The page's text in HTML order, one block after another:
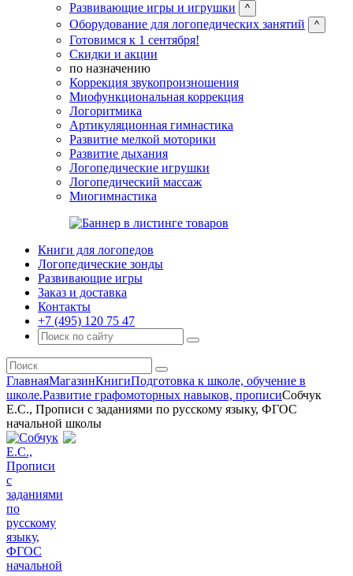
Развивающие игры и игрушки ^
Оборудование для логопедических занятий ^
Готовимся к 1 сентября!
Скидки и акции
по назначению
Коррекция звукопроизношения
Миофункциональная коррекция
Логоритмика
Артикуляционная гимнастика
Развитие мелкой моторики
Развитие дыхания
Логопедические игрушки
Логопедический массаж
Миогимнастика
Книги для логопедов
Логопедические зонды
Развивающие игры
Заказ и доставка
Контакты
+7 (495) 120 75 47
ГлавнаяМагазинКнигиПодготовка к школе, обучение в
школе.Развитие графомоторных навыков, прописиСобчук
Е.С., Прописи с заданиями по русскому языку, ФГОС
начальной школы